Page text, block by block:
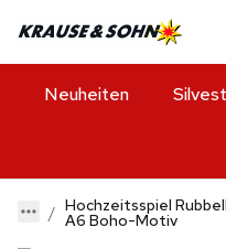
Neuheiten
Hochzeitsspiel
A6 Boho-Motiv